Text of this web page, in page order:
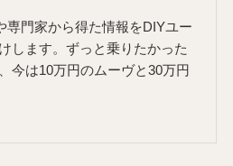
専門家から得た情報をDIYユー
します。ずっと乗りたかった
今は10万円のムーヴと30万円